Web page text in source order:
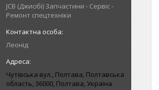
JCB (Джисібі) Запчастини - Сервіс -
Ремонт спецтехніки
Леонід
Чутівська вул., Полтава, Полтавська
область, 36000, Полтава, Україна